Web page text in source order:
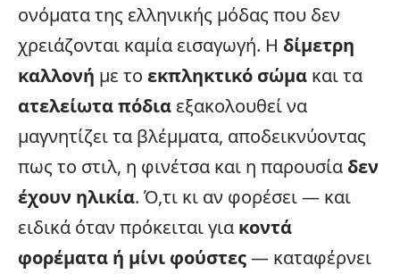
ονόματα της ελληνικής μόδας που δεν
χρειάζονται καμία εισαγωγή. Η δίμετρη
καλλονή με το εκπληκτικό σώμα και τα
ατελείωτα πόδια εξακολουθεί να
μαγνητίζει τα βλέμματα, αποδεικνύοντας
πως το στιλ, η φινέτσα και η παρουσία δεν
έχουν ηλικία. Ό,τι κι αν φορέσει — και
ειδικά όταν πρόκειται για κοντά
φορέματα ή μίνι φούστες— καταφέρνει